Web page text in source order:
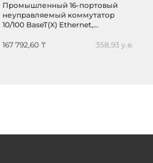
Промышленный 16-портовый
неуправляемый коммутатор
10/100 BaseT(X) Ethernet,
релейный выход, -40...+75С
167 792,60 ₸ 358,93 у.е.